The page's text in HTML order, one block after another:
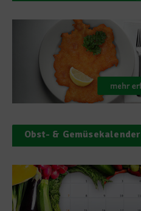
Obst- & Gemüsekalender